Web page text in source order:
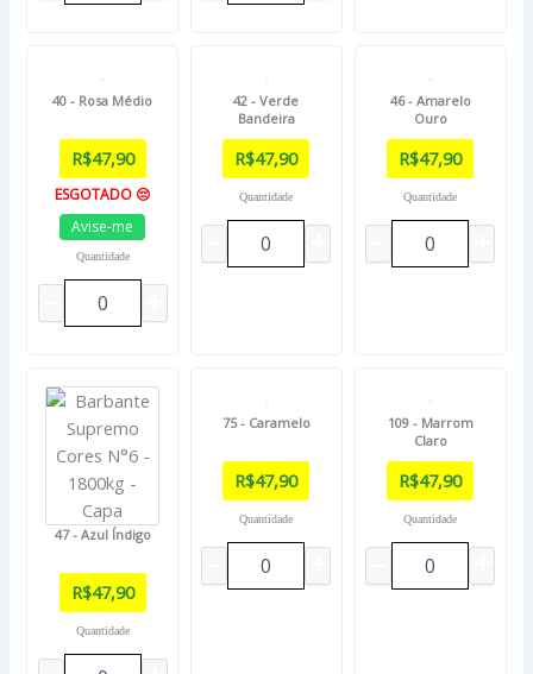
40 - Rosa Médio
R$47,90
ESGOTADO 😔
Avise-me
Quantidade
42 - Verde
Bandeira
R$47,90
Quantidade
46 - Amarelo
Ouro
R$47,90
Quantidade
47 - Azul Índigo
R$47,90
Quantidade
75 - Caramelo
R$47,90
Quantidade
109 - Marrom
Claro
R$47,90
Quantidade